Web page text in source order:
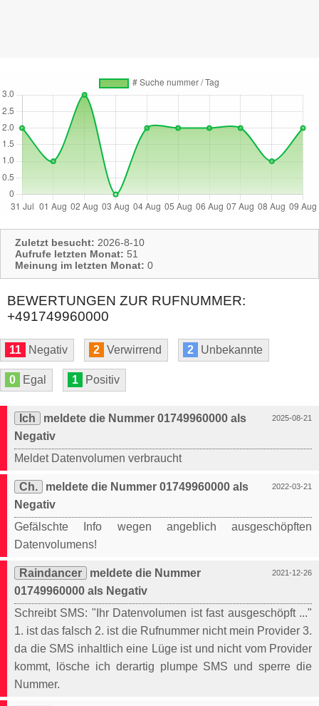
Zuletzt besucht: 2026-8-10
Aufrufe letzten Monat: 51
Meinung im letzten Monat: 0
BEWERTUNGEN ZUR RUFNUMMER:
+491749960000
11 Negativ 2 Verwirrend 2 Unbekannte
0 Egal 1 Positiv
2025-08-21
Ich
meldete die Nummer 01749960000 als
Negativ
Meldet Datenvolumen verbraucht
2022-03-21
Ch.
meldete die Nummer 01749960000 als
Negativ
Gefälschte Info wegen angeblich ausgeschöpften
Datenvolumens!
2021-12-26
Raindancer
meldete die Nummer
01749960000 als Negativ
Schreibt SMS: "Ihr Datenvolumen ist fast ausgeschöpft ..."
1. ist das falsch 2. ist die Rufnummer nicht mein Provider 3.
da die SMS inhaltlich eine Lüge ist und nicht vom Provider
kommt, lösche ich derartig plumpe SMS und sperre die
Nummer.